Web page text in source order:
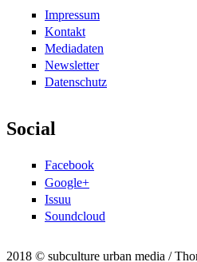
Impressum
Kontakt
Mediadaten
Newsletter
Datenschutz
Social
Facebook
Google+
Issuu
Soundcloud
2018 © subculture urban media /